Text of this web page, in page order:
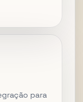
para